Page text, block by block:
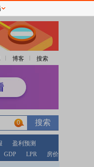
博客 搜索
0
盈利预测
GDP LPR 房价